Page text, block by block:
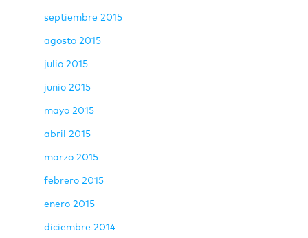
septiembre 2015
agosto 2015
julio 2015
junio 2015
mayo 2015
abril 2015
marzo 2015
febrero 2015
enero 2015
diciembre 2014